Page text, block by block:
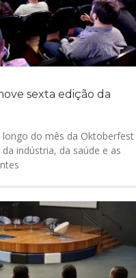
sexta edição da
longo do mês da Oktoberfest
indústria, da saúde e as